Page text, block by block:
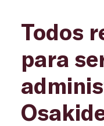
Todos
para